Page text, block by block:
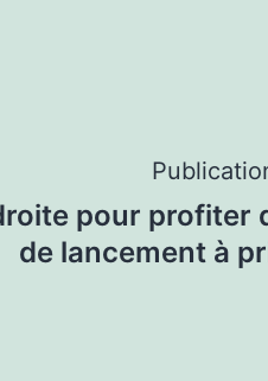
pour profiter
de lancement à